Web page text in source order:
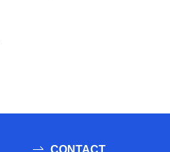
CONTACT